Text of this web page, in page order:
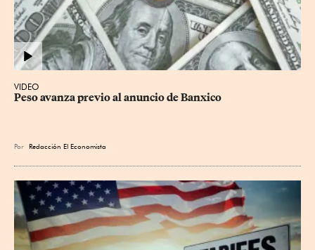
VIDEO
Peso avanza previo al anuncio de Banxico
Por Redacción El Economista